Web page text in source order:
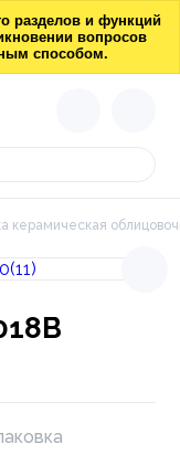
разделов и функций
вопросов
способом.
керамическая